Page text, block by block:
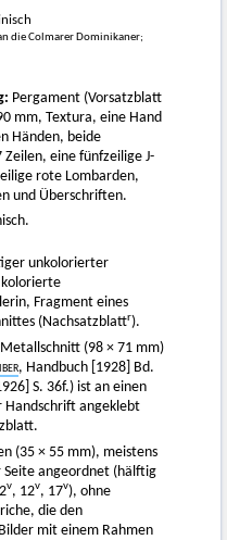
die Colmarer Dominikaner;
Pergament (Vorsatzblatt
mm, Textura, eine Hand
Händen, beide
eine fünfzeilige J-
rote Lombarden,
und Überschriften.
unkolorierter
kolorierte
Fragment eines
(Nachsatzblattr).
Metallschnitt (98 × 71 mm)
, Handbuch [1928] Bd.
S. 36f.) ist an einen
Handschrift angeklebt
(35 × 55 mm), meistens
angeordnet (hälftig
v, 12v, 17v), ohne
die den
mit einem Rahmen